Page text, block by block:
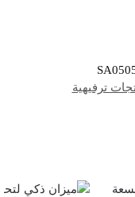
ترفيهية